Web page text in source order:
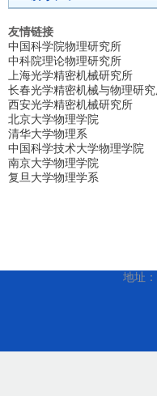
友情链接
中国科学院物理研究所
中科院理论物理研究所
上海光学精密机械研究所
长春光学精密机械与物理研
西安光学精密机械研究所
北京大学物理学院
清华大学物理系
中国科学技术大学物理学院
南京大学物理学院
复旦大学物理学系
地址